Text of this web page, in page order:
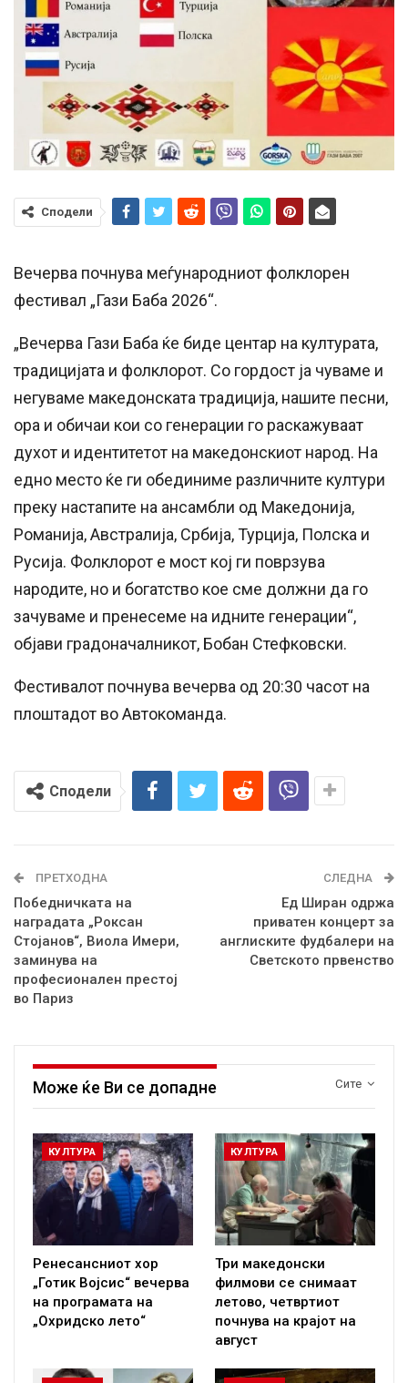
Сподели
Вечерва почнува меѓународниот фолклорен
фестивал „Гази Баба 2026“.
„Вечерва Гази Баба ќе биде центар на културата,
традицијата и фолклорот. Со гордост ја чуваме и
негуваме македонската традиција, нашите песни,
ора и обичаи кои со генерации го раскажуваат
духот и идентитетот на македонскиот народ. На
едно место ќе ги обединиме различните култури
преку настапите на ансамбли од Македонија,
Романија, Австралија, Србија, Турција, Полска и
Русија. Фолклорот е мост кој ги поврзува
народите, но и богатство кое сме должни да го
зачуваме и пренесеме на идните генерации“,
објави градоначалникот, Бобан Стефковски.
Фестивалот почнува вечерва од 20:30 часот на
плоштадот во Автокоманда.
Сподели
ПРЕТХОДНА
Победничката на
наградата „Роксан
Стојанов“, Виола Имери,
заминува на
професионален престој
во Париз
СЛЕДНА
Ед Ширан одржа
приватен концерт за
англиските фудбалери на
Светското првенство
Сите
Може ќе Ви се допадне
КУЛТУРА
Ренесансниот хор
„Готик Војсис“ вечерва
на програмата на
„Охридско лето“
КУЛТУРА
Три македонски
филмови се снимаат
летово, четвртиот
почнува на крајот на
август